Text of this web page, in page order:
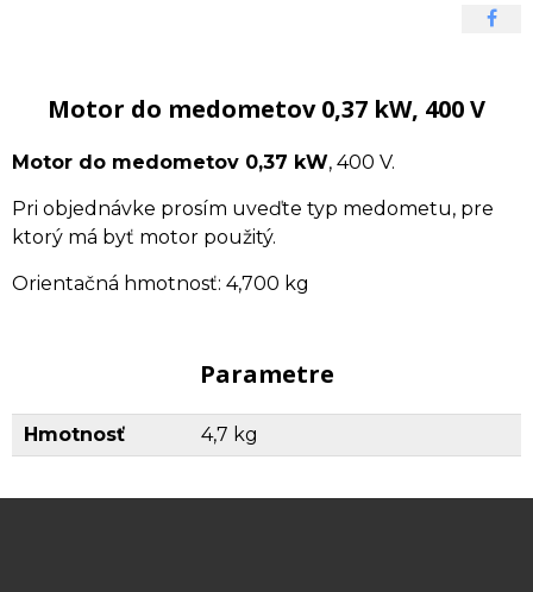
Motor do medometov 0,37 kW, 400 V
Motor do medometov 0,37 kW, 400 V.
Pri objednávke prosím uveďte typ medometu, pre
ktorý má byť motor použitý.
Orientačná hmotnosť: 4,700 kg
Parametre
Hmotnosť 4,7 kg